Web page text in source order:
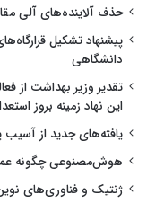
حذف آلاینده‌های آلی
پیشنهاد تشکیل
دانشگاهی
تقدیر وزیر بهداشت از
این نهاد زمینه بروز
یافته‌های جدید از آسیب
هوش‌مصنوعی چگونه
ژنتیک و فناوری‌های